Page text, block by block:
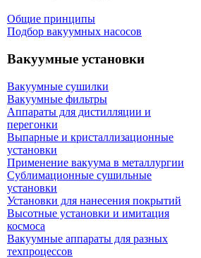
Общие принципы
Подбор вакуумных насосов
Вакуумные установки
Вакуумные сушилки
Вакуумные фильтры
Аппараты для дистилляции и
перегонки
Выпарные и кристаллизационные
установки
Применение вакуума в металлургии
Сублимационные сушильные
установки
Установки для нанесения покрытий
Высотные установки и имитация
космоса
Вакуумные аппараты для разных
техпроцессов